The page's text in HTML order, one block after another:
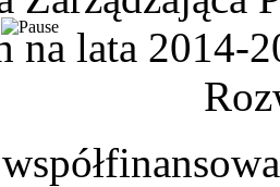
na lata 2014-